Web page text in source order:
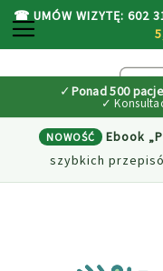
☎ UMÓW WIZYTĘ: 602
✓Ponad 500
NOWOŚĆ Ebook
szybkich